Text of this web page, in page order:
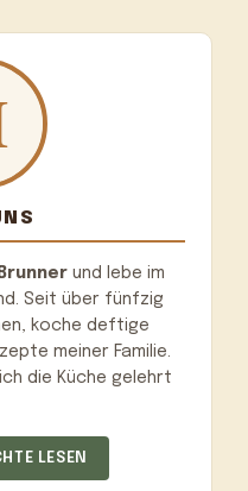
und lebe im
Seit über fünfzig
koche deftige
meiner Familie.
die Küche gelehrt
LESEN